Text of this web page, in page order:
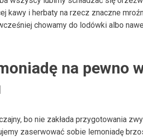
kawy i herbaty na rzecz znaczne
chowamy do lodówki albo
na pewno
bo nie zakłada przygotowania
zaserwować sobie lemoniadę